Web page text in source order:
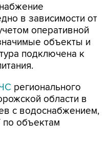
в зависимости от
оперативной
объекты и
подключена к
регионального
области в
с водоснабжением,
объектам